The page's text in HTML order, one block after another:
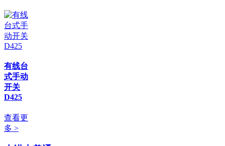
有线台
式手动
开关
D425
查看更
多 >